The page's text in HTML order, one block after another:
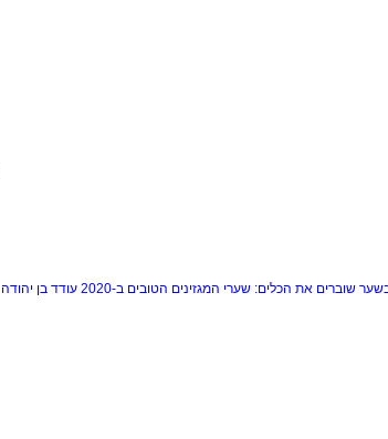
שוברים את הכלים: שערי המגזינים הטובים ב-2020 עודד בן יהודה